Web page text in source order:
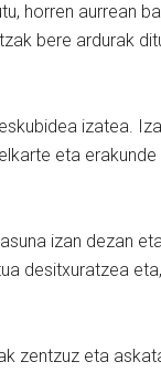
horren aurrean
bere ardurak
izatea.
eta
izan dezan
desitxuratzea
zentzuz eta